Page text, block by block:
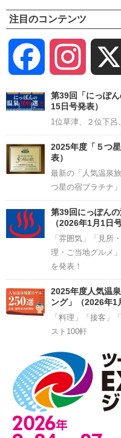
注目のコンテンツ
Facebook
第39回「にっぽ
15日号発表）
1位草津、２位下呂
2025年度「５つ
表）
最新の「人気温泉
つ星の宿プラチナ
第39回にっぽん
（2026年1月1日
「雰囲気」「見所
理・ご当地グルメ
を発表！
2025年度人気温
ング」（2026年1
「料理」「接客」
スト100軒